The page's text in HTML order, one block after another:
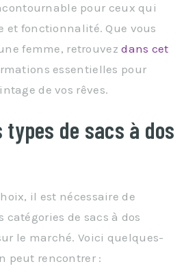
pour ceux qui
et fonctionnalité. Que vous
femme, retrouvezdans cet
essentielles pour
de vos rêves.
de sacs à dos
il est nécessaire de
catégories de sacs à dos
le marché. Voici quelques-
peut rencontrer :